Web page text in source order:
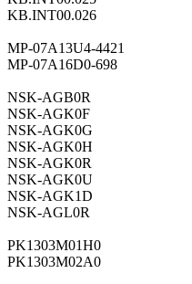
KB.INT00.026
MP-07A13U4-4421
MP-07A16D0-698
NSK-AGB0R
NSK-AGK0F
NSK-AGK0G
NSK-AGK0H
NSK-AGK0R
NSK-AGK0U
NSK-AGK1D
NSK-AGL0R
PK1303M01H0
PK1303M02A0